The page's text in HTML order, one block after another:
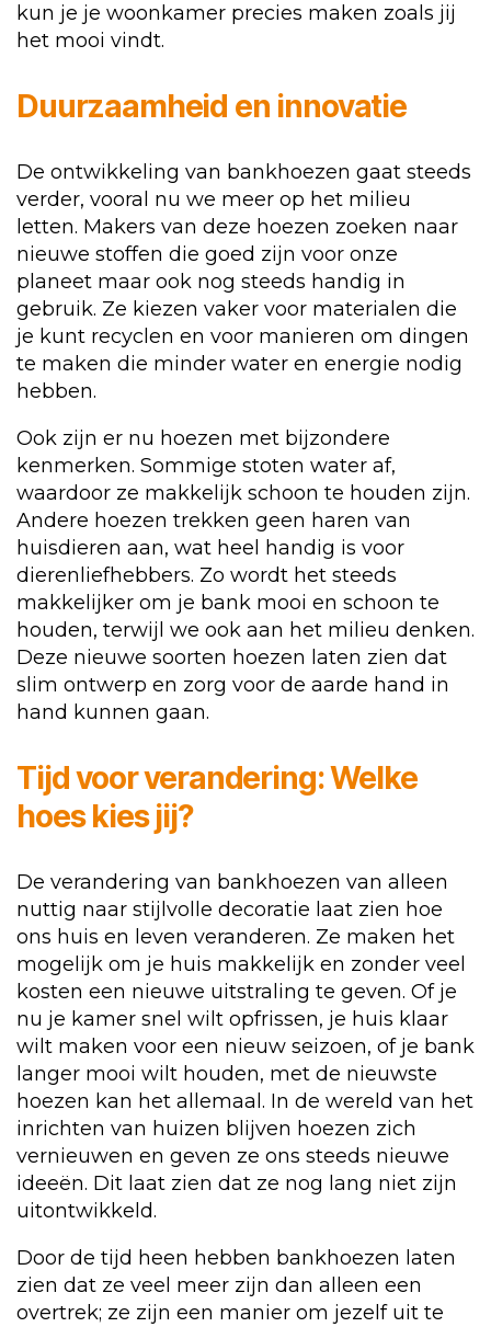
kun je je woonkamer precies maken zoals jij
het mooi vindt.
Duurzaamheid en innovatie
De ontwikkeling van bankhoezen gaat steeds
verder, vooral nu we meer op het milieu
letten. Makers van deze hoezen zoeken naar
nieuwe stoffen die goed zijn voor onze
planeet maar ook nog steeds handig in
gebruik. Ze kiezen vaker voor materialen die
je kunt recyclen en voor manieren om dingen
te maken die minder water en energie nodig
hebben.
Ook zijn er nu hoezen met bijzondere
kenmerken. Sommige stoten water af,
waardoor ze makkelijk schoon te houden zijn.
Andere hoezen trekken geen haren van
huisdieren aan, wat heel handig is voor
dierenliefhebbers. Zo wordt het steeds
makkelijker om je bank mooi en schoon te
houden, terwijl we ook aan het milieu denken.
Deze nieuwe soorten hoezen laten zien dat
slim ontwerp en zorg voor de aarde hand in
hand kunnen gaan.
Tijd voor verandering: Welke
hoes kies jij?
De verandering van bankhoezen van alleen
nuttig naar stijlvolle decoratie laat zien hoe
ons huis en leven veranderen. Ze maken het
mogelijk om je huis makkelijk en zonder veel
kosten een nieuwe uitstraling te geven. Of je
nu je kamer snel wilt opfrissen, je huis klaar
wilt maken voor een nieuw seizoen, of je bank
langer mooi wilt houden, met de nieuwste
hoezen kan het allemaal. In de wereld van het
inrichten van huizen blijven hoezen zich
vernieuwen en geven ze ons steeds nieuwe
ideeën. Dit laat zien dat ze nog lang niet zijn
uitontwikkeld.
Door de tijd heen hebben bankhoezen laten
zien dat ze veel meer zijn dan alleen een
overtrek; ze zijn een manier om jezelf uit te